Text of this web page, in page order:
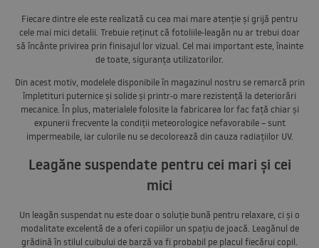
Fiecare dintre ele este realizată cu cea mai mare atenție și grijă pentru
cele mai mici detalii. Trebuie reținut că fotoliile-leagăn nu ar trebui doar
să încânte privirea prin finisajul lor vizual. Cel mai important este, înainte
de toate, siguranța utilizatorilor.
Din acest motiv, modelele disponibile în magazinul nostru se remarcă prin
împletituri puternice și solide și printr-o mare rezistență la deteriorări
mecanice. În plus, materialele folosite la fabricarea lor fac față chiar și
expunerii frecvente la condiții meteorologice nefavorabile – sunt
impermeabile, iar culorile nu se decolorează din cauza radiațiilor UV.
Leagăne suspendate pentru cei mari și cei
mici
Un leagăn suspendat nu este doar o soluție bună pentru relaxare, ci și o
modalitate excelentă de a oferi copiilor un spațiu de joacă. Leagănul de
grădină în stilul cuibului de barză va fi probabil pe placul fiecărui copil.